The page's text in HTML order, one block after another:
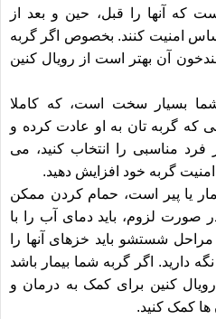
که آنها را قبل، حین و بعد از
امنیت کنند. بخصوص اگر گربه
آن بهتر است از رویال کنین
بسیار سخت است، که کاملا
که گربه تان به او عادت کرده و
مناسبی را انتخاب کنید، می
گربه خود افزایش دهید.
یا پیر است، حمام کردن ممکن
صورت لزوم، باید دمای آب را با
شستشو باید خزهای آنها را
اگر گربه شما بیمار باشد
کنین برای کمک به درمان و
کمک کنید.